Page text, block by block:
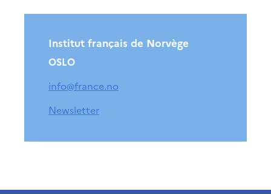
Institut français de Norvège
OSLO
info@france.no
Newsletter